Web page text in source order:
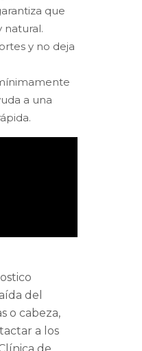
que
natural.
y no deja
a una
del
o cabeza,
a los